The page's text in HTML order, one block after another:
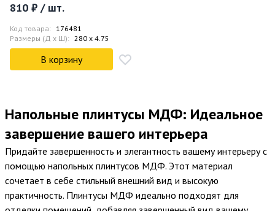
810 ₽ / шт.
Код товара: 176481
Размеры (Д x Ш): 280 x 4.75
В корзину
Напольные плинтусы МДФ: Идеальное
завершение вашего интерьера
Придайте завершенность и элегантность вашему интерьеру с
помощью напольных плинтусов МДФ. Этот материал
сочетает в себе стильный внешний вид и высокую
практичность. Плинтусы МДФ идеально подходят для